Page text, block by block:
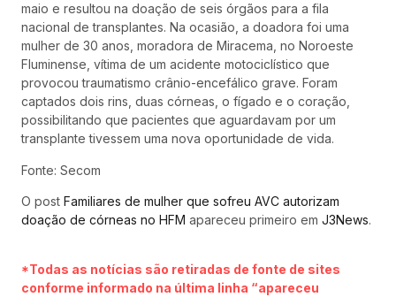
maio e resultou na doação de seis órgãos para a fila
nacional de transplantes. Na ocasião, a doadora foi uma
mulher de 30 anos, moradora de Miracema, no Noroeste
Fluminense, vítima de um acidente motociclístico que
provocou traumatismo crânio-encefálico grave. Foram
captados dois rins, duas córneas, o fígado e o coração,
possibilitando que pacientes que aguardavam por um
transplante tivessem uma nova oportunidade de vida.
Fonte: Secom
O post Familiares de mulher que sofreu AVC autorizam
doação de córneas no HFM apareceu primeiro em J3News.
*Todas as notícias são retiradas de fonte de sites
conforme informado na última linha “apareceu